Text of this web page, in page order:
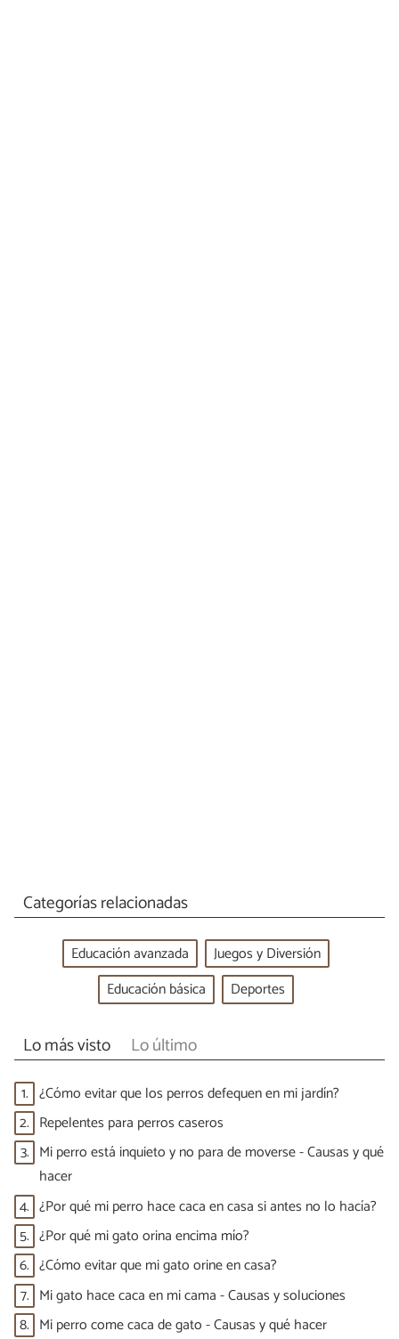
Categorías relacionadas
Educación avanzada
Juegos y Diversión
Educación básica
Deportes
Lo más visto Lo último
1. ¿Cómo evitar que los perros defequen en mi jardín?
2. Repelentes para perros caseros
3. Mi perro está inquieto y no para de moverse - Causas y qué
hacer
4. ¿Por qué mi perro hace caca en casa si antes no lo hacía?
5. ¿Por qué mi gato orina encima mío?
6. ¿Cómo evitar que mi gato orine en casa?
7. Mi gato hace caca en mi cama - Causas y soluciones
8. Mi perro come caca de gato - Causas y qué hacer